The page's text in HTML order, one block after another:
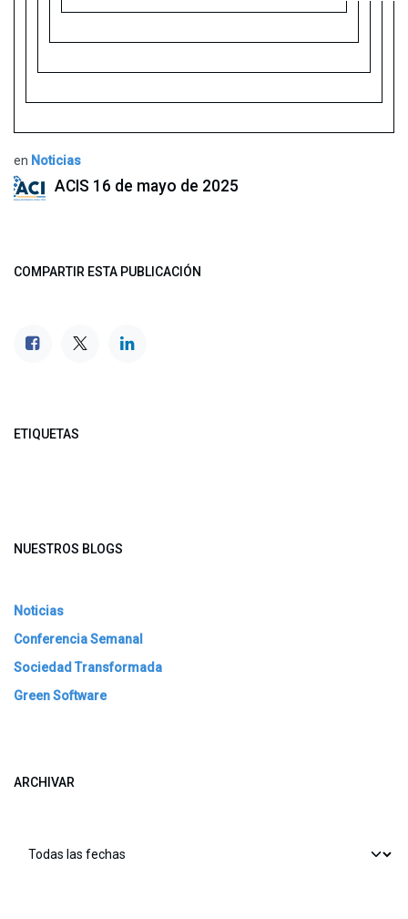
en Noticias
ACIS 16 de mayo de 2025
COMPARTIR ESTA PUBLICACIÓN
ETIQUETAS
NUESTROS BLOGS
Noticias
Conferencia Semanal
Sociedad Transformada
Green Software
ARCHIVAR